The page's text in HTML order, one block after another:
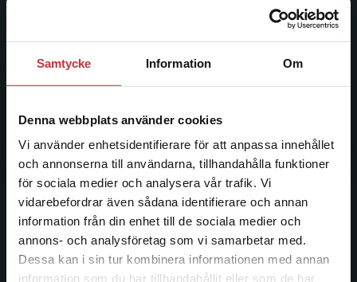
Samtycke Information Om
Denna webbplats använder cookies
Vi använder enhetsidentifierare för att anpassa innehållet
och annonserna till användarna, tillhandahålla funktioner
för sociala medier och analysera vår trafik. Vi
vidarebefordrar även sådana identifierare och annan
information från din enhet till de sociala medier och
annons- och analysföretag som vi samarbetar med.
Dessa kan i sin tur kombinera informationen med annan
information som du har tillhandahållit eller som de har
Begränsad fraktregion
Studentlitteratur
Studentlitteratur grundades 1963 och är idag Sveriges
facklitteratur, utbildningar och digitala
informationstjänster i utbudet, finns Studentlitteratur med
längs hela kunskapsresan.
Kontakta oss
Kontakta oss
046-31 20 00